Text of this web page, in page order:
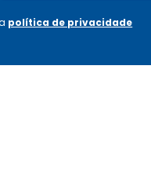
política de privacidade